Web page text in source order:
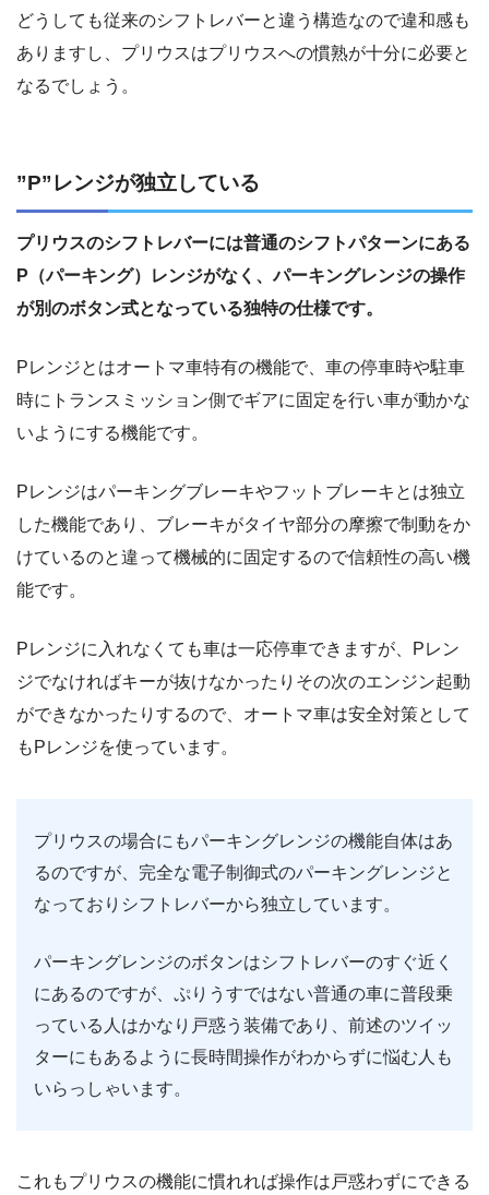
どうしても従来のシフトレバーと違う構造なので違和感も
ありますし、プリウスはプリウスへの慣熟が十分に必要と
なるでしょう。
”P”レンジが独立している
プリウスのシフトレバーには普通のシフトパターンにある
P（パーキング）レンジがなく、パーキングレンジの操作
が別のボタン式となっている独特の仕様です。
Pレンジとはオートマ車特有の機能で、車の停車時や駐車
時にトランスミッション側でギアに固定を行い車が動かな
いようにする機能です。
Pレンジはパーキングブレーキやフットブレーキとは独立
した機能であり、ブレーキがタイヤ部分の摩擦で制動をか
けているのと違って機械的に固定するので信頼性の高い機
能です。
Pレンジに入れなくても車は一応停車できますが、Pレン
ジでなければキーが抜けなかったりその次のエンジン起動
ができなかったりするので、オートマ車は安全対策として
もPレンジを使っています。
プリウスの場合にもパーキングレンジの機能自体はあ
るのですが、完全な電子制御式のパーキングレンジと
なっておりシフトレバーから独立しています。
パーキングレンジのボタンはシフトレバーのすぐ近く
にあるのですが、ぷりうすではない普通の車に普段乗
っている人はかなり戸惑う装備であり、前述のツイッ
ターにもあるように長時間操作がわからずに悩む人も
いらっしゃいます。
これもプリウスの機能に慣れれば操作は戸惑わずにできる